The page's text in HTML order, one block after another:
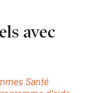
avec
Santé